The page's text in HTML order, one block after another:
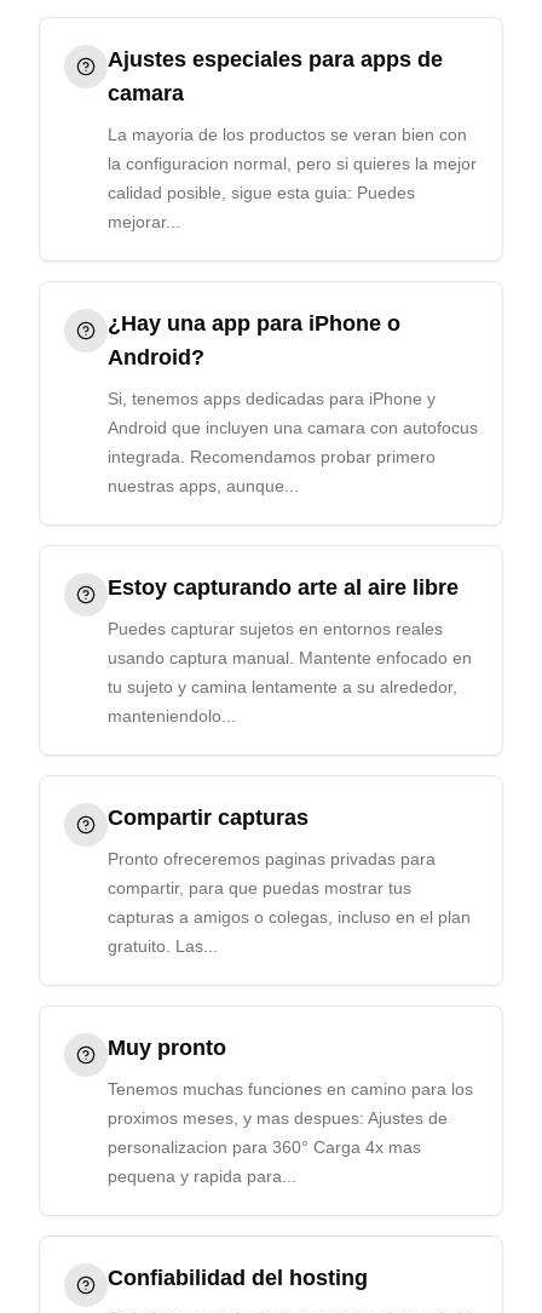
Ajustes especiales para apps de
camara
La mayoria de los productos se veran bien con
la configuracion normal, pero si quieres la mejor
calidad posible, sigue esta guia: Puedes
mejorar...
¿Hay una app para iPhone o
Android?
Si, tenemos apps dedicadas para iPhone y
Android que incluyen una camara con autofocus
integrada. Recomendamos probar primero
nuestras apps, aunque...
Estoy capturando arte al aire libre
Puedes capturar sujetos en entornos reales
usando captura manual. Mantente enfocado en
tu sujeto y camina lentamente a su alrededor,
manteniendolo...
Compartir capturas
Pronto ofreceremos paginas privadas para
compartir, para que puedas mostrar tus
capturas a amigos o colegas, incluso en el plan
gratuito. Las...
Muy pronto
Tenemos muchas funciones en camino para los
proximos meses, y mas despues: Ajustes de
personalizacion para 360° Carga 4x mas
pequena y rapida para...
Confiabilidad del hosting